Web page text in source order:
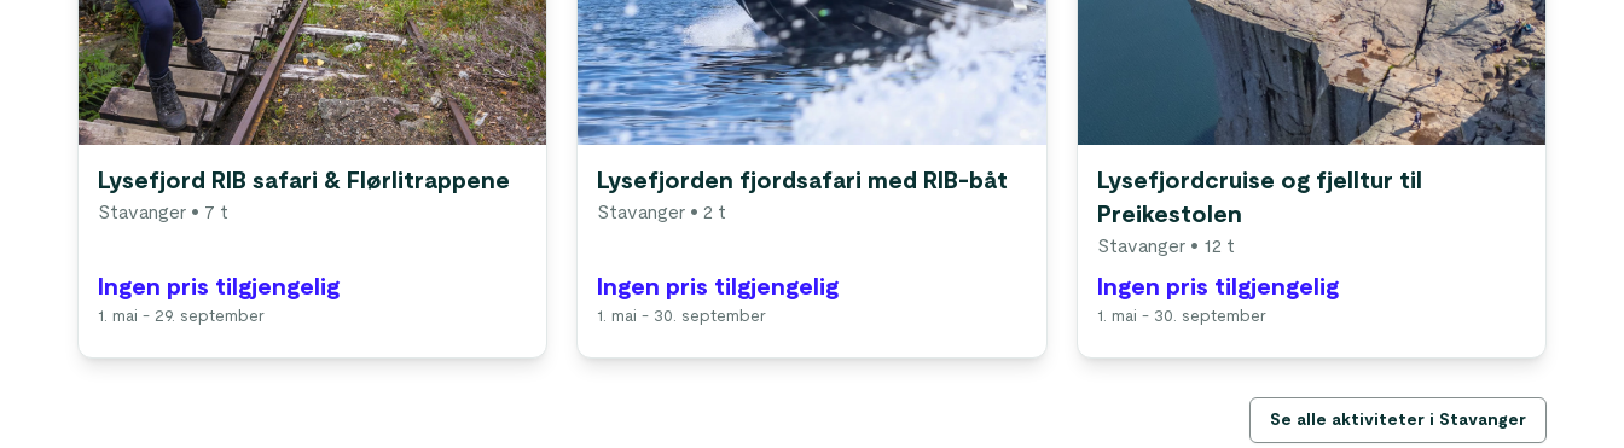
Lysefjord RIB safari & Flørlitrappene
Stavanger • 7 t
Ingen pris tilgjengelig
1. mai - 29. september
Lysefjorden fjordsafari med RIB-båt
Stavanger • 2 t
Ingen pris tilgjengelig
1. mai - 30. september
Lysefjordcruise og fjelltur til
Preikestolen
Stavanger• 12 t
Ingen pris tilgjengelig
1. mai - 30. september
Se alle aktiviteter i Stavanger